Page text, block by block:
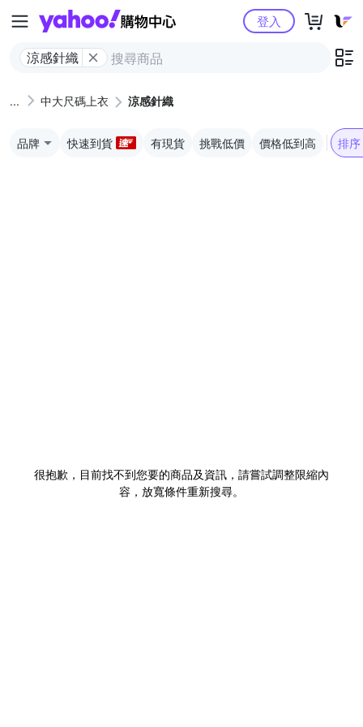
Yahoo購物中心
涼感針織
登入
中大尺碼上衣 涼感針織
品牌 快速到貨 有現貨 挑戰低價 價格低到高 排序
很抱歉，目前找不到您要的商品及資訊，請嘗試調整限縮內
容，放寬條件重新搜尋。